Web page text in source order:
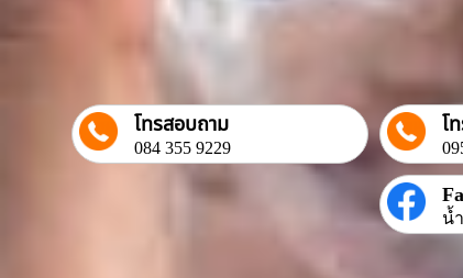
โทรสอบถาม
084 355 9229
โ
น้